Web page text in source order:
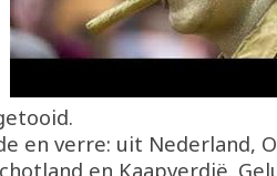
en verre: uit Nederland,
en Kaapverdië.